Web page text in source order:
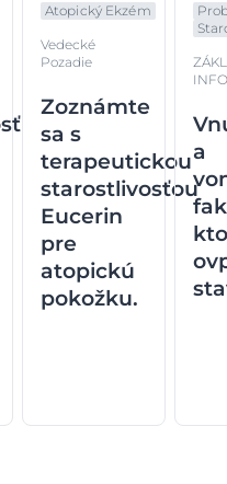
Atopický Ekzém
Vedecké
Pozadie
Zoznámte
sa s
terapeutickou
starostlivosťou
Eucerin
pre
atopickú
pokožku.
a